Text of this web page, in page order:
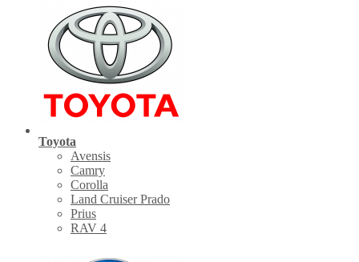
Toyota
Avensis
Camry
Corolla
Land Cruiser Prado
Prius
RAV 4